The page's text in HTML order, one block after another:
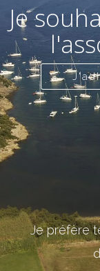
Je
Je préfère